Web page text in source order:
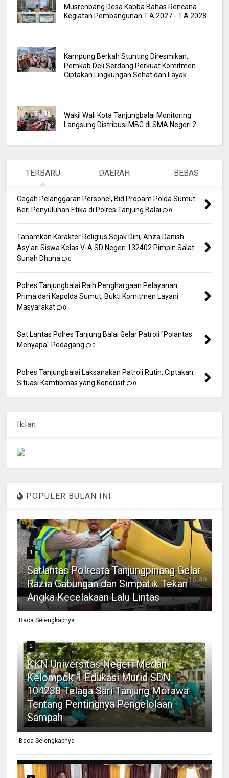
Musrenbang Desa Kabba Bahas Rencana
Kegiatan Pembangunan T.A 2027 - T.A 2028
Kampung Berkah Stunting Diresmikan,
Pemkab Deli Serdang Perkuat Komitmen
Ciptakan Lingkungan Sehat dan Layak
Wakil Wali Kota Tanjungbalai Monitoring
Langsung Distribusi MBG di SMA Negeri 2
TERBARU DAERAH BEBAS
Cegah Pelanggaran Personel, Bid Propam Polda Sumut
Beri Penyuluhan Etika di Polres Tanjung Balai
0
Tanamkan Karakter Religius Sejak Dini, Ahza Danish
Asy'ari Siswa Kelas V-A SD Negeri 132402 Pimpin Salat
Sunah Dhuha
0
Polres Tanjungbalai Raih Penghargaan Pelayanan
Prima dari Kapolda Sumut, Bukti Komitmen Layani
Masyarakat
0
Sat Lantas Polres Tanjung Balai Gelar Patroli "Polantas
Menyapa" Pedagang
0
Polres Tanjungbalai Laksanakan Patroli Rutin, Ciptakan
Situasi Kamtibmas yang Kondusif
0
Iklan
POPULER BULAN INI
1
Satlantas Polresta Tanjungpinang Gelar
Razia Gabungan dan Simpatik Tekan
Angka Kecelakaan Lalu Lintas
Baca Selengkapnya
2
KKN Universitas Negeri Medan
Kelompok 1 Edukasi Murid SDN
104238 Telaga Sari Tanjung Morawa
Tentang Pentingnya Pengelolaan
Sampah
Baca Selengkapnya